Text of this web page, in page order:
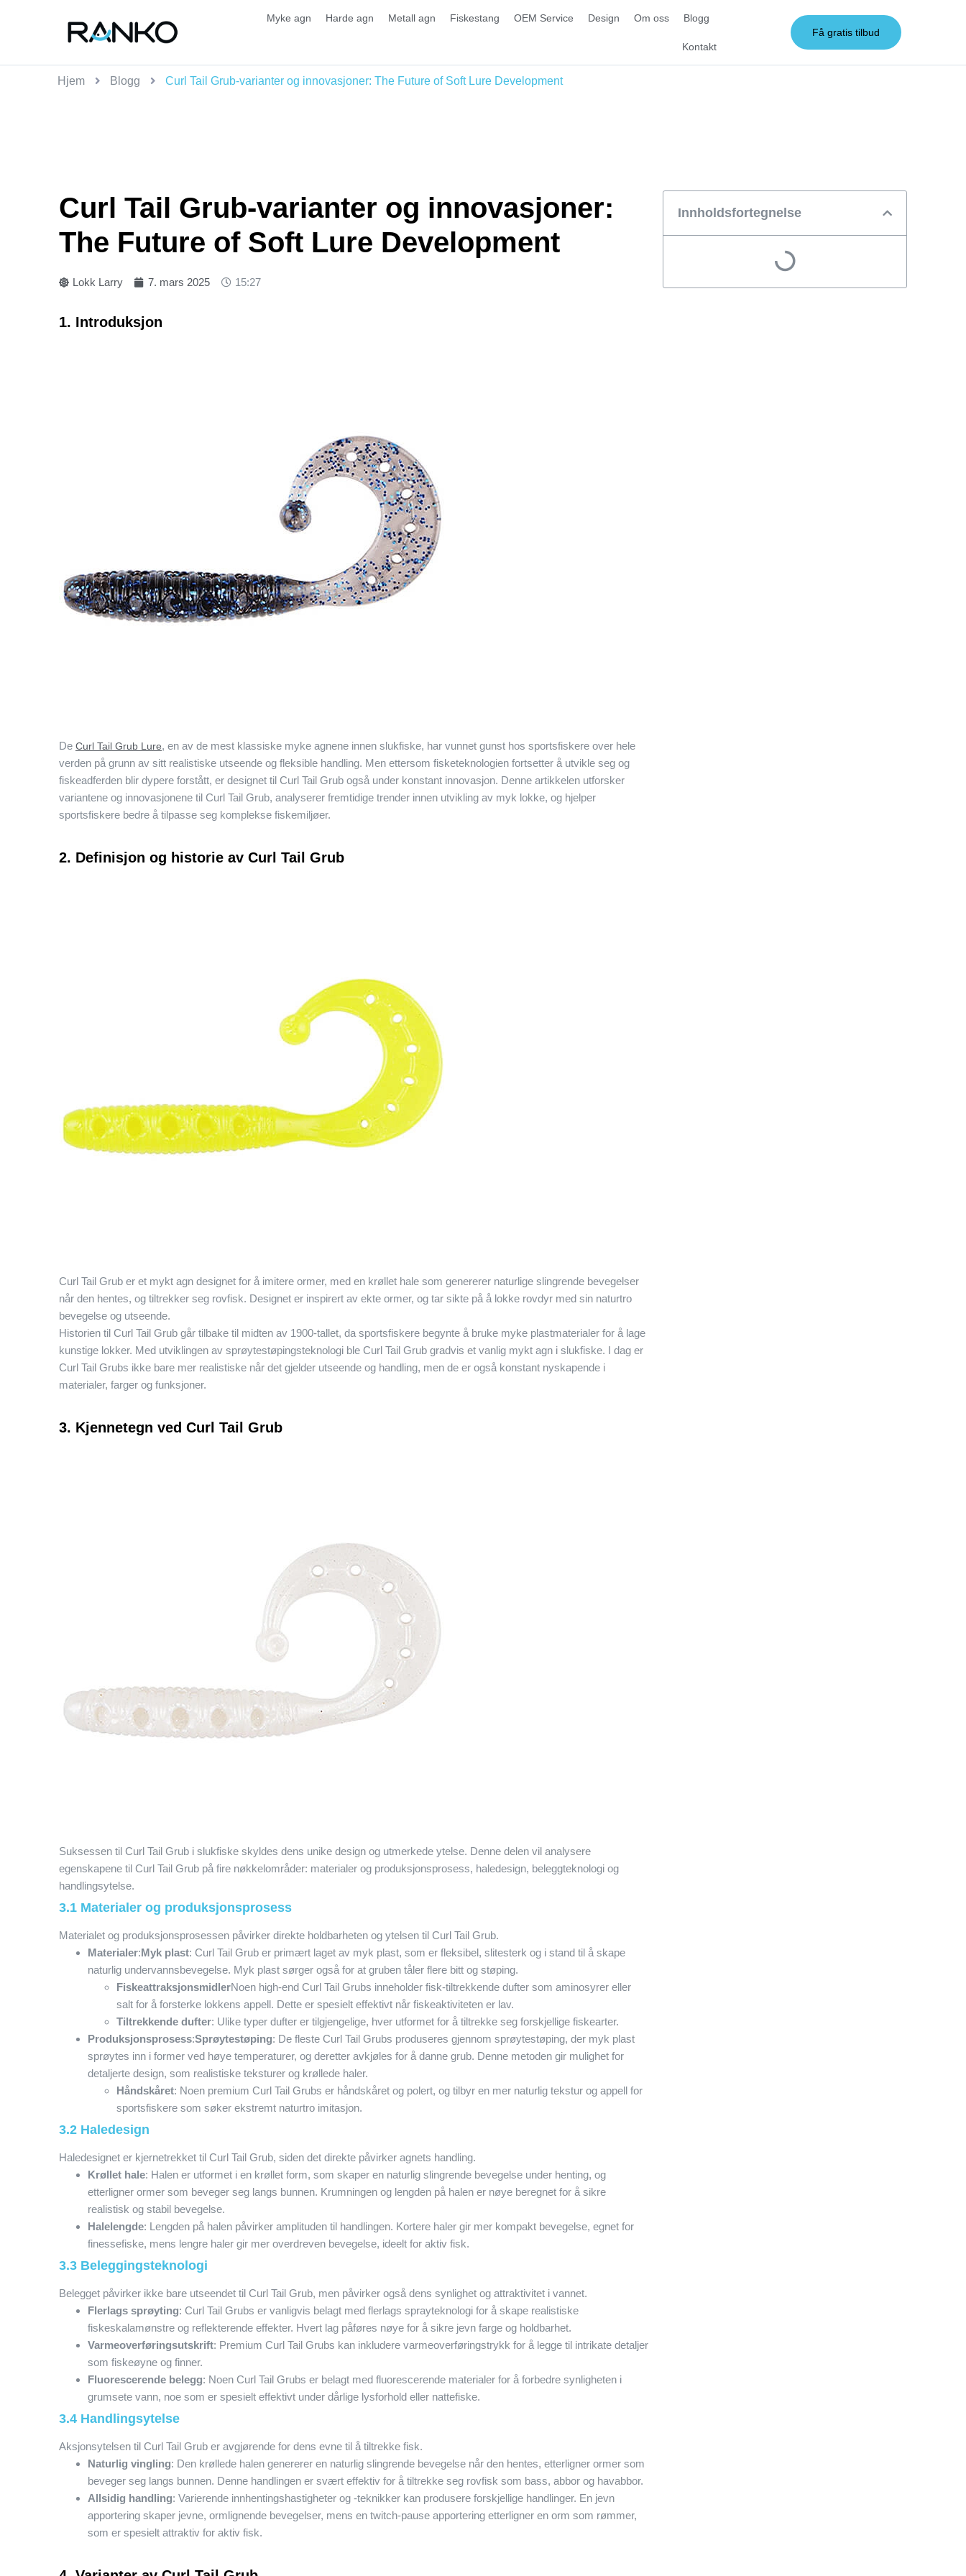
Myke agn Harde agn Metall agn Fiskestang OEM Service Design Om oss Blogg
Kontakt
Få gratis tilbud
Hjem Blogg Curl Tail Grub-varianter og innovasjoner: The Future of Soft Lure Development
Curl Tail Grub-varianter og innovasjoner:
The Future of Soft Lure Development
Lokk Larry 7. mars 2025 15:27
1. Introduksjon
De Curl Tail Grub Lure, en av de mest klassiske myke agnene innen slukfiske, har vunnet gunst hos sportsfiskere over hele
verden på grunn av sitt realistiske utseende og fleksible handling. Men ettersom fisketeknologien fortsetter å utvikle seg og
fiskeadferden blir dypere forstått, er designet til Curl Tail Grub også under konstant innovasjon. Denne artikkelen utforsker
variantene og innovasjonene til Curl Tail Grub, analyserer fremtidige trender innen utvikling av myk lokke, og hjelper
sportsfiskere bedre å tilpasse seg komplekse fiskemiljøer.
2. Definisjon og historie av Curl Tail Grub
Curl Tail Grub er et mykt agn designet for å imitere ormer, med en krøllet hale som genererer naturlige slingrende bevegelser
når den hentes, og tiltrekker seg rovfisk. Designet er inspirert av ekte ormer, og tar sikte på å lokke rovdyr med sin naturtro
bevegelse og utseende.
Historien til Curl Tail Grub går tilbake til midten av 1900-tallet, da sportsfiskere begynte å bruke myke plastmaterialer for å lage
kunstige lokker. Med utviklingen av sprøytestøpingsteknologi ble Curl Tail Grub gradvis et vanlig mykt agn i slukfiske. I dag er
Curl Tail Grubs ikke bare mer realistiske når det gjelder utseende og handling, men de er også konstant nyskapende i
materialer, farger og funksjoner.
3. Kjennetegn ved Curl Tail Grub
Suksessen til Curl Tail Grub i slukfiske skyldes dens unike design og utmerkede ytelse. Denne delen vil analysere
egenskapene til Curl Tail Grub på fire nøkkelområder: materialer og produksjonsprosess, haledesign, beleggteknologi og
handlingsytelse.
3.1 Materialer og produksjonsprosess
Materialet og produksjonsprosessen påvirker direkte holdbarheten og ytelsen til Curl Tail Grub.
Materialer:Myk plast: Curl Tail Grub er primært laget av myk plast, som er fleksibel, slitesterk og i stand til å skape
naturlig undervannsbevegelse. Myk plast sørger også for at gruben tåler flere bitt og støping.
FiskeattraksjonsmidlerNoen high-end Curl Tail Grubs inneholder fisk-tiltrekkende dufter som aminosyrer eller
salt for å forsterke lokkens appell. Dette er spesielt effektivt når fiskeaktiviteten er lav.
Tiltrekkende dufter: Ulike typer dufter er tilgjengelige, hver utformet for å tiltrekke seg forskjellige fiskearter.
Produksjonsprosess:Sprøytestøping: De fleste Curl Tail Grubs produseres gjennom sprøytestøping, der myk plast
sprøytes inn i former ved høye temperaturer, og deretter avkjøles for å danne grub. Denne metoden gir mulighet for
detaljerte design, som realistiske teksturer og krøllede haler.
Håndskåret: Noen premium Curl Tail Grubs er håndskåret og polert, og tilbyr en mer naturlig tekstur og appell for
sportsfiskere som søker ekstremt naturtro imitasjon.
3.2 Haledesign
Haledesignet er kjernetrekket til Curl Tail Grub, siden det direkte påvirker agnets handling.
Krøllet hale: Halen er utformet i en krøllet form, som skaper en naturlig slingrende bevegelse under henting, og
etterligner ormer som beveger seg langs bunnen. Krumningen og lengden på halen er nøye beregnet for å sikre
realistisk og stabil bevegelse.
Halelengde: Lengden på halen påvirker amplituden til handlingen. Kortere haler gir mer kompakt bevegelse, egnet for
finessefiske, mens lengre haler gir mer overdreven bevegelse, ideelt for aktiv fisk.
3.3 Beleggingsteknologi
Belegget påvirker ikke bare utseendet til Curl Tail Grub, men påvirker også dens synlighet og attraktivitet i vannet.
Flerlags sprøyting: Curl Tail Grubs er vanligvis belagt med flerlags sprayteknologi for å skape realistiske
fiskeskalamønstre og reflekterende effekter. Hvert lag påføres nøye for å sikre jevn farge og holdbarhet.
Varmeoverføringsutskrift: Premium Curl Tail Grubs kan inkludere varmeoverføringstrykk for å legge til intrikate detaljer
som fiskeøyne og finner.
Fluorescerende belegg: Noen Curl Tail Grubs er belagt med fluorescerende materialer for å forbedre synligheten i
grumsete vann, noe som er spesielt effektivt under dårlige lysforhold eller nattefiske.
3.4 Handlingsytelse
Aksjonsytelsen til Curl Tail Grub er avgjørende for dens evne til å tiltrekke fisk.
Naturlig vingling: Den krøllede halen genererer en naturlig slingrende bevegelse når den hentes, etterligner ormer som
beveger seg langs bunnen. Denne handlingen er svært effektiv for å tiltrekke seg rovfisk som bass, abbor og havabbor.
Allsidig handling: Varierende innhentingshastigheter og -teknikker kan produsere forskjellige handlinger. En jevn
apportering skaper jevne, ormlignende bevegelser, mens en twitch-pause apportering etterligner en orm som rømmer,
som er spesielt attraktiv for aktiv fisk.
Innholdsfortegnelse